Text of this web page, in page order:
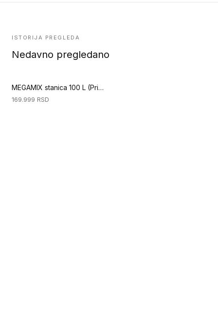
ISTORIJA PREGLEDA
Nedavno pregledano
MEGAMIX stanica 100 L (Priprema podloge)
169.999 RSD